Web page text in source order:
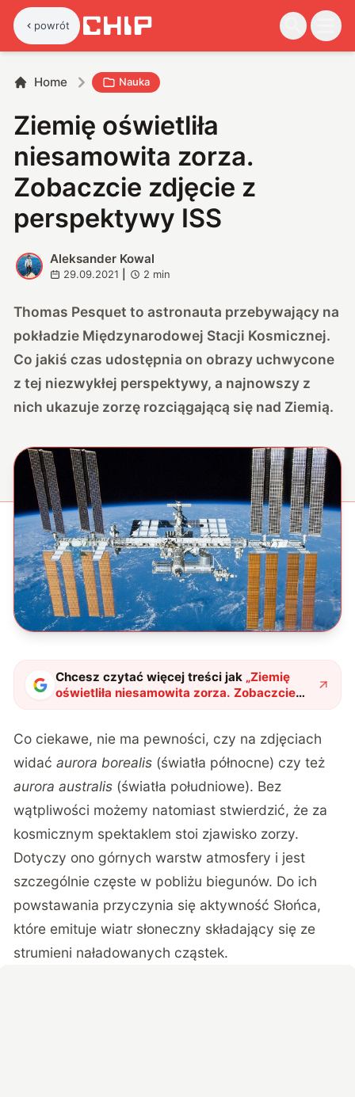
powrót
Home Nauka
Ziemię oświetliła
niesamowita zorza.
Zobaczcie zdjęcie z
perspektywy ISS
A
Aleksander Kowal
29.09.2021 2 min
Thomas Pesquet to astronauta przebywający na
pokładzie Międzynarodowej Stacji Kosmicznej.
Co jakiś czas udostępnia on obrazy uchwycone
z tej niezwykłej perspektywy, a najnowszy z
nich ukazuje zorzę rozciągającą się nad Ziemią.
Chcesz czytać więcej treści jak „Ziemię
oświetliła niesamowita zorza. Zobaczcie
zdjęcie z perspektywy ISS"?
Co ciekawe, nie ma pewności, czy na zdjęciach
widaćaurora borealis (światła północne) czy też
aurora australis (światła południowe). Bez
wątpliwości możemy natomiast stwierdzić, że za
kosmicznym spektaklem stoi zjawisko zorzy.
Dotyczy ono górnych warstw atmosfery i jest
szczególnie częste w pobliżu biegunów. Do ich
powstawania przyczynia się aktywność Słońca,
które emituje wiatr słoneczny składający się ze
strumieni naładowanych cząstek.